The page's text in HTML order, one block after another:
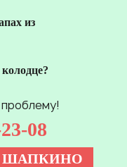
из
08
ШАПКИНО